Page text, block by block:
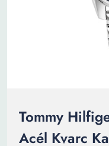
Tommy
Acél Kvarc